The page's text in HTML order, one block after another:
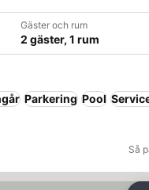
Gäster och rum
2 gäster, 1 rum
Parkering Pool
Så